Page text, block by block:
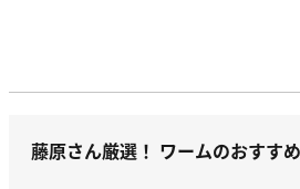
藤原さん厳選！ ワームのおすす